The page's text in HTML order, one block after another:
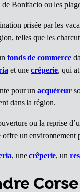
Bonifacio ou les
prisée par les
telles que les
fonds de commerce
et une crêperie, qui
pour un acquéreur
dans la région.
ou la reprise
un
, une crêperie, un
Corse